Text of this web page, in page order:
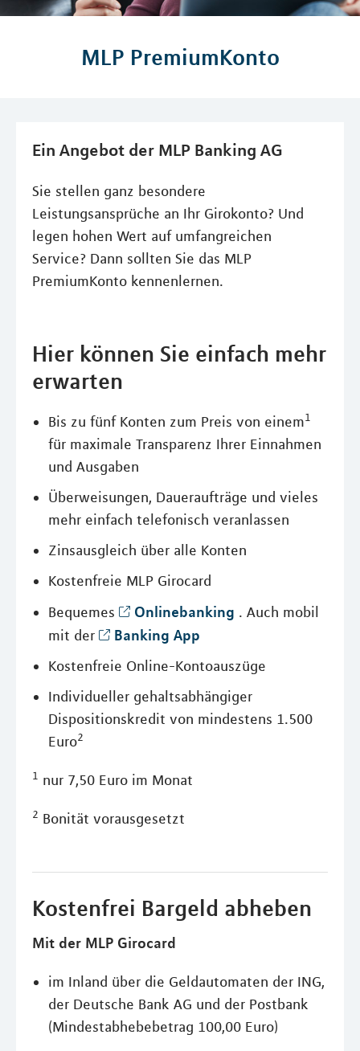
MLP PremiumKonto
Ein Angebot der MLP Banking AG
Sie stellen ganz besondere
Leistungsansprüche an Ihr Girokonto? Und
legen hohen Wert auf umfangreichen
Service? Dann sollten Sie das MLP
PremiumKonto kennenlernen.
Hier können Sie einfach mehr
erwarten
Bis zu fünf Konten zum Preis von einem1
für maximale Transparenz Ihrer Einnahmen
und Ausgaben
Überweisungen, Daueraufträge und vieles
mehr einfach telefonisch veranlassen
Zinsausgleich über alle Konten
Kostenfreie MLP Girocard
Bequemes
Onlinebanking . Auch mobil
mit der
Banking App
Kostenfreie Online-Kontoauszüge
Individueller gehaltsabhängiger
Dispositionskredit von mindestens 1.500
Euro2
1 nur 7,50 Euro im Monat
2 Bonität vorausgesetzt
Kostenfrei Bargeld abheben
Mit der MLP Girocard
im Inland über die Geldautomaten der ING,
der Deutsche Bank AG und der Postbank
(Mindestabhebebetrag 100,00 Euro)